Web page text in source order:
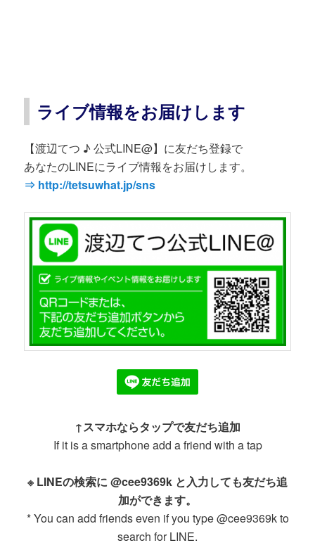
ライブ情報をお届けします
【渡辺てつ ♪ 公式LINE@】に友だち登録で
あなたのLINEにライブ情報をお届けします。
⇒ http://tetsuwhat.jp/sns
↑スマホならタップで友だち追加
If it is a smartphone add a friend with a tap
※ LINEの検索に @cee9369k と入力しても友だち追
加ができます。
* You can add friends even if you type @cee9369k to
search for LINE.